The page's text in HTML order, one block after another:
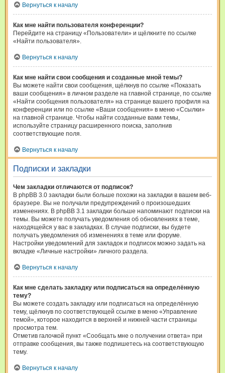
Вернуться к началу
Как мне найти пользователя конференции?
Перейдите на страницу «Пользователи» и щёлкните по ссылке
«Найти пользователя».
Вернуться к началу
Как мне найти свои сообщения и созданные мной темы?
Вы можете найти свои сообщения, щёлкнув по ссылке «Показать
ваши сообщения» в личном разделе на главной странице, по ссылке
«Найти сообщения пользователя» на странице вашего профиля на
конференции или по ссылке «Ваши сообщения» в меню «Ссылки»
на главной странице. Чтобы найти созданные вами темы,
используйте страницу расширенного поиска, заполнив
соответствующие поля.
Вернуться к началу
Подписки и закладки
Чем закладки отличаются от подписок?
В phpBB 3.0 закладки были больше похожи на закладки в вашем веб-
браузере. Вы не получали предупреждений о произошедших
изменениях. В phpBB 3.1 закладки больше напоминают подписки на
темы. Вы можете получать уведомления об обновлениях в теме,
находящейся у вас в закладках. В случае подписки, вы будете
получать уведомления об изменениях в теме или форуме.
Настройки уведомлений для закладок и подписок можно задать на
вкладке «Личные настройки» личного раздела.
Вернуться к началу
Как мне сделать закладку или подписаться на определённую
тему?
Вы можете создать закладку или подписаться на определённую
тему, щёлкнув по соответствующей ссылке в меню «Управление
темой», которое находится в верхней и нижней части страницы
просмотра тем.
Отметив галочкой пункт «Сообщать мне о получении ответа» при
отправке сообщения, вы также подпишетесь на соответствующую
тему.
Вернуться к началу